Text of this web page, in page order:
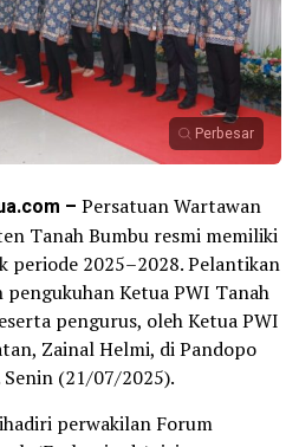
Perbesar
– Persatuan Wartawan
Tanah Bumbu resmi memiliki
periode 2025–2028. Pelantikan
Ketua PWI Tanah
pengurus, oleh Ketua PWI
Zainal Helmi, di Pandopo
(21/07/2025).
perwakilan Forum